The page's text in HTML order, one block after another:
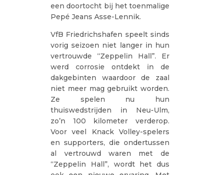
een doortocht bij het toenmalige
Pepé Jeans Asse-Lennik.
VfB Friedrichshafen speelt sinds
vorig seizoen niet langer in hun
vertrouwde “Zeppelin Hall”. Er
werd corrosie ontdekt in de
dakgebinten waardoor de zaal
niet meer mag gebruikt worden.
Ze spelen nu hun
thuiswedstrijden in Neu-Ulm,
zo’n 100 kilometer verderop.
Voor veel Knack Volley-spelers
en supporters, die ondertussen
al vertrouwd waren met de
“Zeppelin Hall”, wordt het dus